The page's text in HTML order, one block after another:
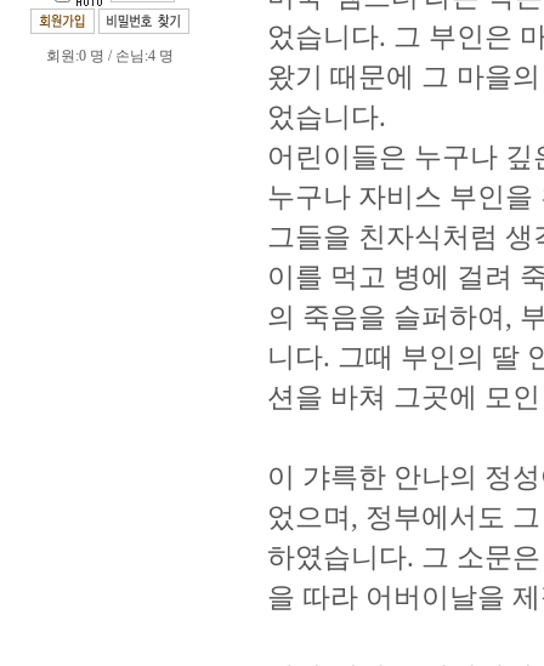
회원:0 명 / 손님:4 명
었습니다. 그 부인은
왔기 때문에 그 마을
었습니다.
어린이들은 누구나
누구나 자비스 부인
그들을 친자식처럼
이를 먹고 병에 걸려
의 죽음을 슬퍼하여,
니다. 그때 부인의 딸
션을 바쳐 그곳에 모
이 갸륵한 안나의 정
었으며, 정부에서도
하였습니다. 그 소문
을 따라 어버이날을